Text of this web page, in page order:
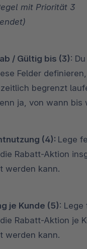
mit Priorität 3
/ Gültig bis (3):
Felder
begrenzt
ja, von wann bis
(4): Lege
Rabatt-Aktion
werden kann.
je Kunde (5): Lege
Rabatt-Aktion je
werden kann.